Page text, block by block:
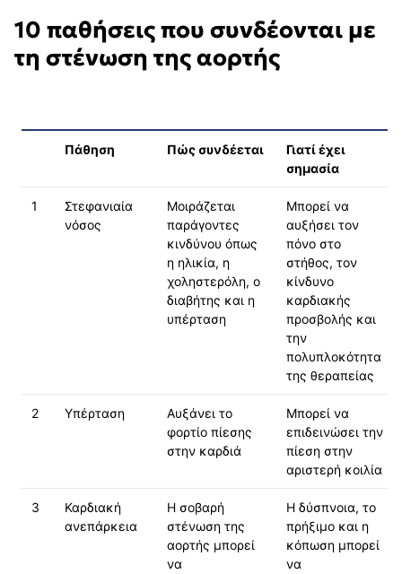
10 παθήσεις που συνδέονται με
τη στένωση της αορτής
Πάθηση Πώς συνδέεται
Γιατί έχει
σημασία
1
Στεφανιαία
νόσος
Μοιράζεται
παράγοντες
κινδύνου όπως
η ηλικία, η
χοληστερόλη, ο
διαβήτης και η
υπέρταση
Μπορεί να
αυξήσει τον
πόνο στο
στήθος, τον
κίνδυνο
καρδιακής
προσβολής και
την
πολυπλοκότητα
της θεραπείας
2 Υπέρταση
Αυξάνει το
φορτίο πίεσης
στην καρδιά
Μπορεί να
επιδεινώσει την
πίεση στην
αριστερή κοιλία
3
Καρδιακή
ανεπάρκεια
Η σοβαρή
στένωση της
αορτής μπορεί
να
Η δύσπνοια, το
πρήξιμο και η
κόπωση μπορεί
να